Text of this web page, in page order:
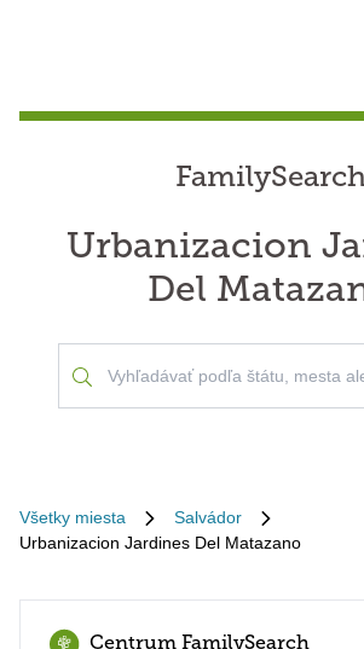
Urbanizacion
Del
Všetky miesta
Salvádor
Urbanizacion Jardines Del Matazano
Centrum FamilySearch